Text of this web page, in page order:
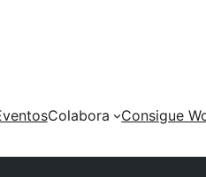
Colabora
Consigue